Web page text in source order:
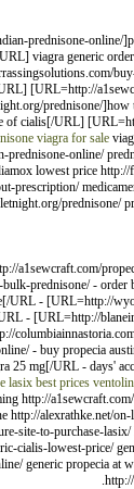
prednisone-
viagra generic
[URL=http://
prednisone/
cialis[/URL]
viagra for sale
online/
lowest price
a1sewcraft.com/
prednisone/ -
URL - [URL=http://
- [URL=http://
- buy propecia
25 mg[/URL - days'
lasix best prices ventolin
http://
alexrathke.net/
site-to-purchase-
cialis-lowest-price/
generic propecia